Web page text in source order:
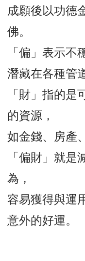
成願後以功德
佛。
「偏」表示不
潛藏在各種管
「財」指的
的資源，
如金錢、房產
「偏財」就
為，
容易獲得與運
意外的好運。